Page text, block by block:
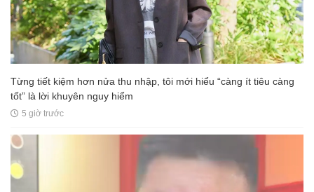
Từng tiết kiệm hơn nửa thu nhập, tôi mới hiểu “càng ít tiêu càng
tốt” là lời khuyên nguy hiểm
5 giờ trước